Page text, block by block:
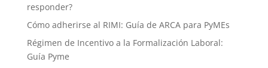
responder?
Cómo adherirse al RIMI: Guía de ARCA para PyMEs
Régimen de Incentivo a la Formalización Laboral:
Guía Pyme